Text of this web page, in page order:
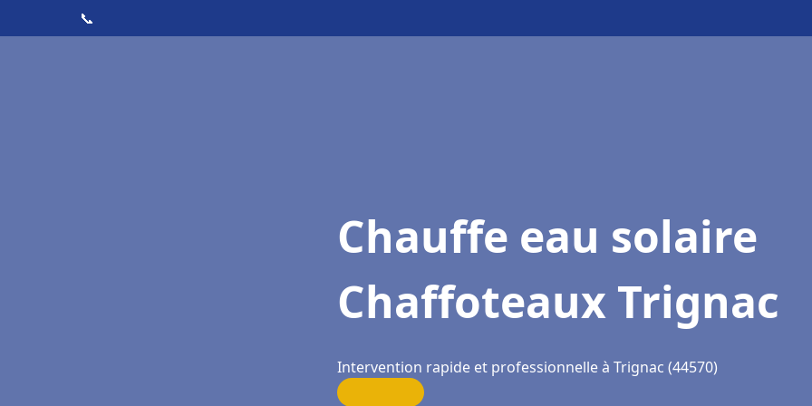
📞
Chauffe eau solaire
Chaffoteaux Trignac
Intervention rapide et professionnelle à Trignac (44570)